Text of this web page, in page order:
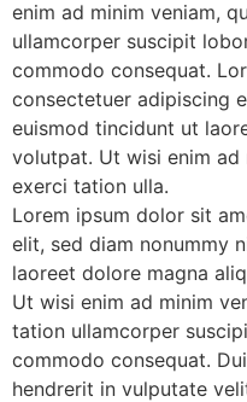
enim ad minim veniam,
ullamcorper suscipit
commodo consequat.
consectetuer adipiscing
euismod tincidunt ut
volutpat. Ut wisi enim ad
exerci tation ulla.
Lorem ipsum dolor sit
elit, sed diam nonummy
laoreet dolore magna
Ut wisi enim ad minim
tation ullamcorper
commodo consequat.
hendrerit in vulputate